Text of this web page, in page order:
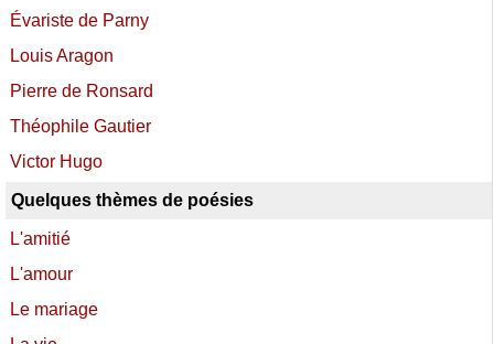
Évariste de Parny
Louis Aragon
Pierre de Ronsard
Théophile Gautier
Victor Hugo
Quelques thèmes de poésies
L'amitié
L'amour
Le mariage